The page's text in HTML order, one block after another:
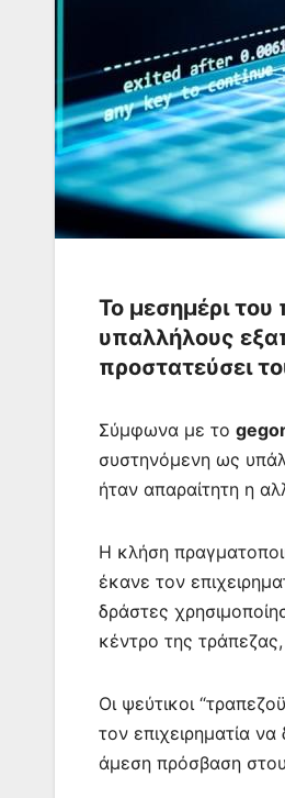
Το μεσημέρι
υπαλλήλους
προστατεύσει
Σύμφωνα με το
συστηνόμενη ως
ήταν απαραίτητη η
Η κλήση
έκανε τον
δράστες
κέντρο της
Οι ψεύτικοι
τον επιχειρηματία
άμεση πρόσβαση